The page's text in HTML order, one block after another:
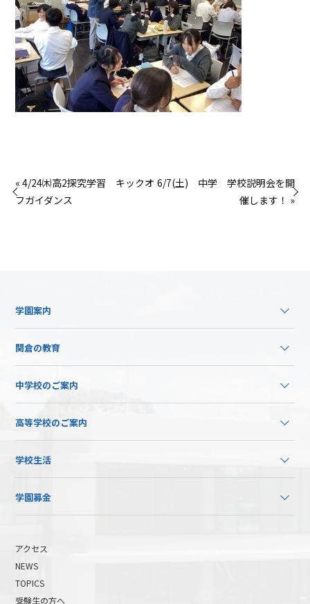
« 4/24㈭高2探究学習 キックオ
フガイダンス
6/7(土) 中学 学校説明会を開
催します！ »
学園案内
関倉の教育
中学校のご案内
高等学校のご案内
学校生活
学園募金
アクセス
NEWS
TOPICS
受験生の方へ